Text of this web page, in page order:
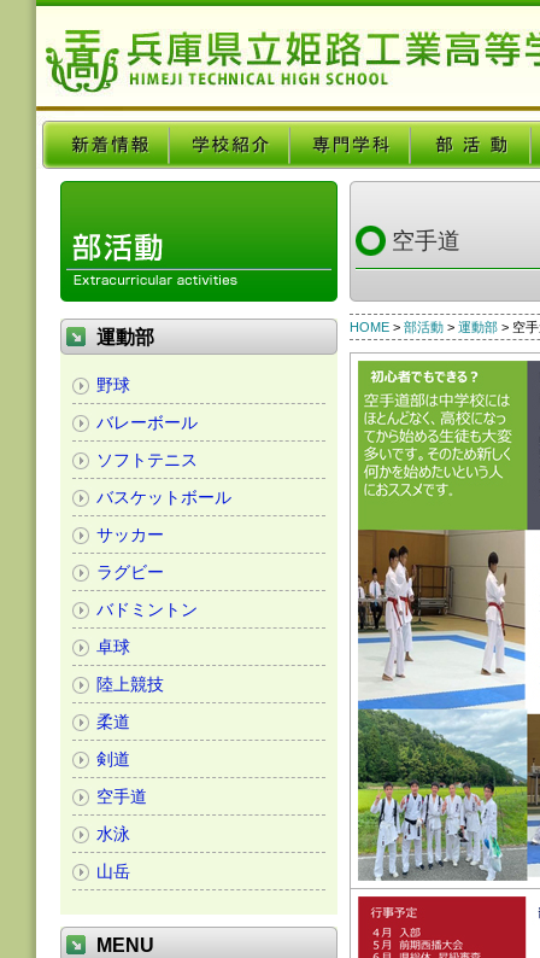
空手道
HOME > 部活動 > 運動部 > 空
運動部
野球
バレーボール
ソフトテニス
バスケットボール
サッカー
ラグビー
バドミントン
卓球
陸上競技
柔道
剣道
空手道
水泳
山岳
MENU